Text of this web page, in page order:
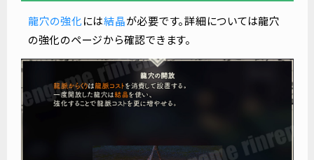
龍穴の強化 には結晶が必要です。詳細については龍穴
の強化のページから確認できます。